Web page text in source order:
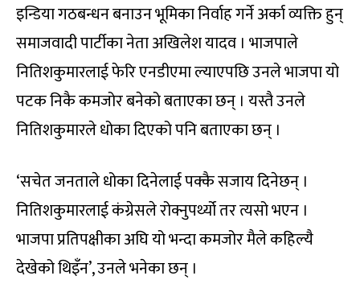
इन्डिया गठबन्धन बनाउन भूमिका निर्वाह गर्ने अर्का व्यक्ति हुन्
समाजवादी पार्टीका नेता अखिलेश यादव । भाजपाले
नितिशकुमारलाई फेरि एनडीएमा ल्याएपछि उनले भाजपा यो
पटक निकै कमजोर बनेको बताएका छन् । यस्तै उनले
नितिशकुमारले धोका दिएको पनि बताएका छन् ।
‘सचेत जनताले धोका दिनेलाई पक्कै सजाय दिनेछन् ।
नितिशकुमारलाई कंग्रेसले रोक्नुपर्थ्यो तर त्यसो भएन ।
भाजपा प्रतिपक्षीका अघि यो भन्दा कमजोर मैले कहिल्यै
देखेको थिइँन’, उनले भनेका छन् ।